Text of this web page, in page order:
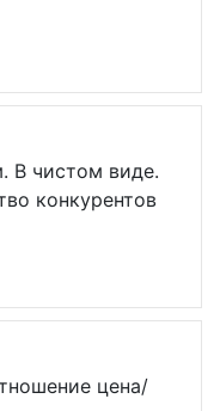
В чистом виде.
конкурентов
цена/